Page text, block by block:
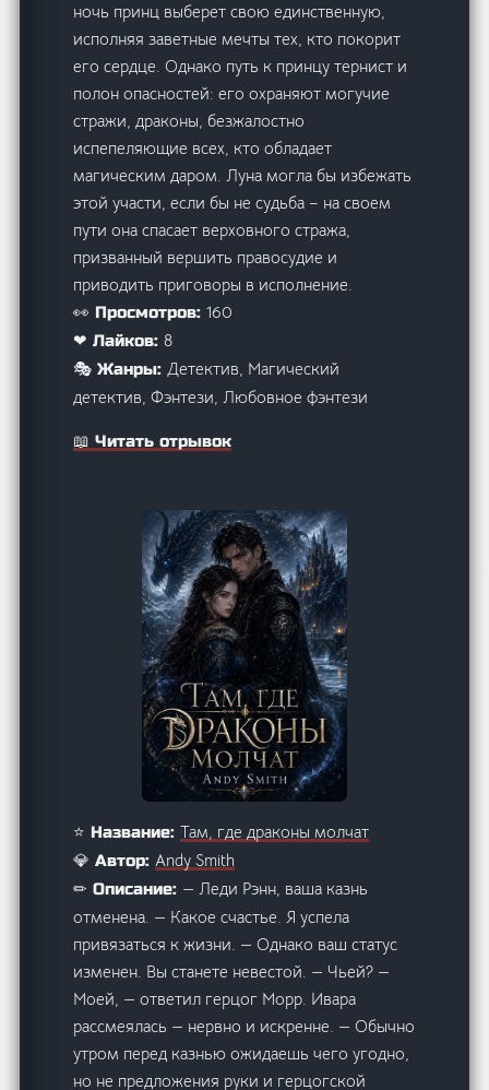
ночь принц выберет свою единственную,
исполняя заветные мечты тех, кто покорит
его сердце. Однако путь к принцу тернист и
полон опасностей: его охраняют могучие
стражи, драконы, безжалостно
испепеляющие всех, кто обладает
магическим даром. Луна могла бы избежать
этой участи, если бы не судьба – на своем
пути она спасает верховного стража,
призванный вершить правосудие и
приводить приговоры в исполнение.
👀 Просмотров:160
❤ Лайков:8
🎭 Жанры:Детектив, Магический
детектив, Фэнтези, Любовное фэнтези
📖 Читать отрывок
⭐ Название:Там, где драконы молчат
💎 Автор: Andy Smith
✏ Описание: — Леди Рэнн, ваша казнь
отменена. — Какое счастье. Я успела
привязаться к жизни. — Однако ваш статус
изменен. Вы станете невестой. — Чьей? —
Моей, — ответил герцог Морр. Ивара
рассмеялась — нервно и искренне. — Обычно
утром перед казнью ожидаешь чего угодно,
но не предложения руки и герцогской